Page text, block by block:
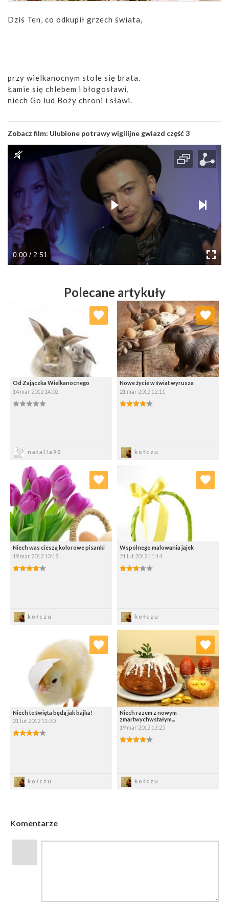
Dziś Ten, co odkupił grzech świata,
przy wielkanocnym stole się brata.
Łamie się chlebem i błogosławi,
niech Go lud Boży chroni i sławi.
Zobacz film: Ulubione potrawy wigilijne gwiazd część 3
0:00 / 2:51
Polecane artykuły
Od Zajączka Wielkanocnego
14 mar 2012 14:02
0.00/5
natal!a90
Dodaj do ulubionych
Wybierz listę:
Nowe życie w świat wyrusza
21 mar 2012 12:11
4.00/5
kołczu
Dodaj do ulubionych
Wybierz listę:
Niech was cieszą kolorowe pisanki
19 mar 2012 13:18
4.00/5
kołczu
Dodaj do ulubionych
Wybierz listę:
Wspólnego malowania jajek
21 lut 2012 11:14
3.00/5
kołczu
Dodaj do ulubionych
Wybierz listę:
Niech te święta będą jak bajka!
21 lut 2012 11:50
4.00/5
kołczu
Dodaj do ulubionych
Wybierz listę:
Niech razem z nowym
zmartwychwstałym...
19 mar 2012 13:25
4.00/5
kołczu
Dodaj do ulubionych
Wybierz listę:
Komentarze